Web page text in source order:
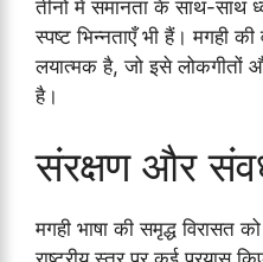
तीनों में समानता के साथ-साथ
स्पष्ट भिन्नताएँ भी हैं। मगही
लयात्मक है, जो इसे लोकगीतों
है।
संरक्षण और
मगही भाषा की समृद्ध विरासत